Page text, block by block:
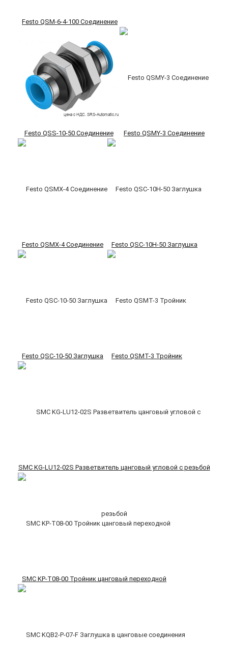
Festo QSM-6-4-100 Соединение
Festo QSS-10-50 Соединение Festo QSMY-3 Соединение
Festo QSMX-4 Соединение Festo QSC-10H-50 Заглушка
Festo QSC-10-50 Заглушка Festo QSMT-3 Тройник
SMC KG-LU12-02S Разветвитель цанговый угловой с резьбой
SMC KP-T08-00 Тройник цанговый переходной